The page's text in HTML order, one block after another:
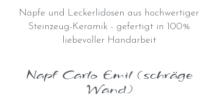
Näpfe und Leckerlidosen aus hochwertiger
Steinzeug-Keramik - gefertigt in 100%
liebevoller Handarbeit
Napf Carlo Emil (schräge
Wand)